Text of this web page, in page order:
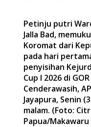
Petinju putri
Jalla Bad,
Koromat dari
pada hari
penyisihan
Cup I 2026 di GOR
Cenderawasih,
Jayapura, Senin
malam. (Foto:
Papua/Makawaru